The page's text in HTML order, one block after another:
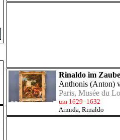
Rinaldo im
Anthonis (Anton)
Paris, Musée du
um 1629–1632
Armida, Rinaldo